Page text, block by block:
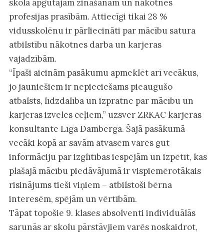
skolā apgūtajām zināšanām un nākotnes
profesijas prasībām. Attiecīgi tikai 28 %
vidusskolēnu ir pārliecināti par mācību satura
atbilstību nākotnes darba un karjeras
vajadzībām.
“Īpaši aicinām pasākumu apmeklēt arī vecākus,
jo jauniešiem ir nepieciešams pieaugušo
atbalsts, līdzdalība un izpratne par mācību un
karjeras izvēles ceļiem,” uzsver ZRKAC karjeras
konsultante Līga Damberga. Šajā pasākumā
vecāki kopā ar savām atvasēm varēs gūt
informāciju par izglītības iespējām un izpētīt, kas
plašajā mācību piedāvājumā ir vispiemērotākais
risinājums tieši viņiem – atbilstoši bērna
interesēm, spējām un vērtībām.
Tāpat topošie 9. klases absolventi individuālās
sarunās ar skolu pārstāvjiem varēs noskaidrot,